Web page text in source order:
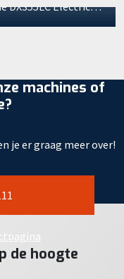
DX355LC Electric…
machines of
je er graag meer over!
de hoogte